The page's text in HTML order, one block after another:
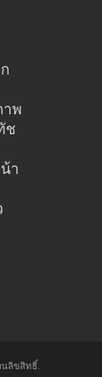
าพ
ช
า
นลิขสิทธิ์.